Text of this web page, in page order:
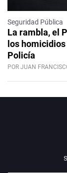
Seguridad Pública
La rambla, el
los
Policía
POR JUAN